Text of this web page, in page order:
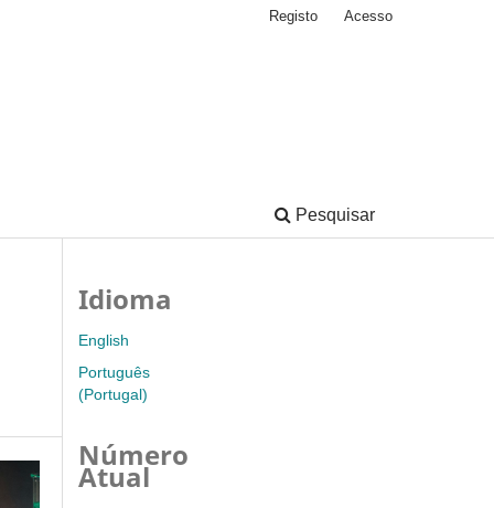
Pesquisar
Registo Acesso
Idioma
English
Português
(Portugal)
Número
Atual